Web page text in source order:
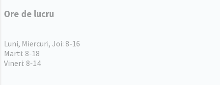
Ore de lucru
Luni, Miercuri, Joi: 8-16
Marti: 8-18
Vineri: 8-14